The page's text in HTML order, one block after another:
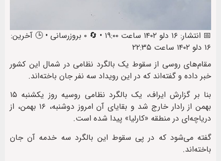
📅 انتشار: ۱۶ دلو ۱۴۰۲ ساعت ۱۹:۰۰ • 🔄 ۰ بروزرسانی • 🕒 آخرین:
۱۶ دلو ۱۴۰۲ ساعت ۲۲:۳۵
مقام‌های روسی از سقوط یک بالگرد نظامی در شمال این کشور
خبر داده‌ و گفته‌اند که در این رویداد سه نفر جان باخته‌‌اند.
بنا بر گزارش ایراف، یک بالگرد نظامی روسیه روز یکشنبه ۱۵
بهمن از رادار خارج شد و بقایای آن امروز دوشنبه، ۱۶ بهمن، از
دریاچه‌ای در منطقه «کارلیا» پیدا شده است.
گفته می‌شود که در پی سقوط این بالگرد سه خدمه آن جان‌
باخته‌اند.